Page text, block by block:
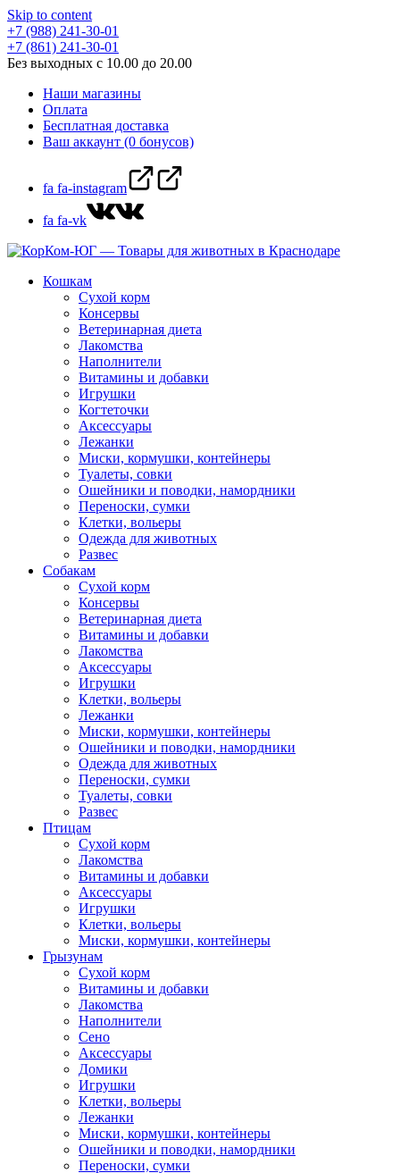
Skip to content
+7 (988) 241-30-01
+7 (861) 241-30-01
Без выходных с 10.00 до 20.00
Наши магазины
Оплата
Бесплатная доставка
Ваш аккаунт (0 бонусов)
fa fa-instagram
fa fa-vk
Кошкам
Сухой корм
Консервы
Ветеринарная диета
Лакомства
Наполнители
Витамины и добавки
Игрушки
Когтеточки
Аксессуары
Лежанки
Миски, кормушки, контейнеры
Туалеты, совки
Ошейники и поводки, намордники
Переноски, сумки
Клетки, вольеры
Одежда для животных
Развес
Собакам
Сухой корм
Консервы
Ветеринарная диета
Витамины и добавки
Лакомства
Аксессуары
Игрушки
Клетки, вольеры
Лежанки
Миски, кормушки, контейнеры
Ошейники и поводки, намордники
Одежда для животных
Переноски, сумки
Туалеты, совки
Развес
Птицам
Сухой корм
Лакомства
Витамины и добавки
Аксессуары
Игрушки
Клетки, вольеры
Миски, кормушки, контейнеры
Грызунам
Сухой корм
Витамины и добавки
Лакомства
Наполнители
Сено
Аксессуары
Домики
Игрушки
Клетки, вольеры
Лежанки
Миски, кормушки, контейнеры
Ошейники и поводки, намордники
Переноски, сумки